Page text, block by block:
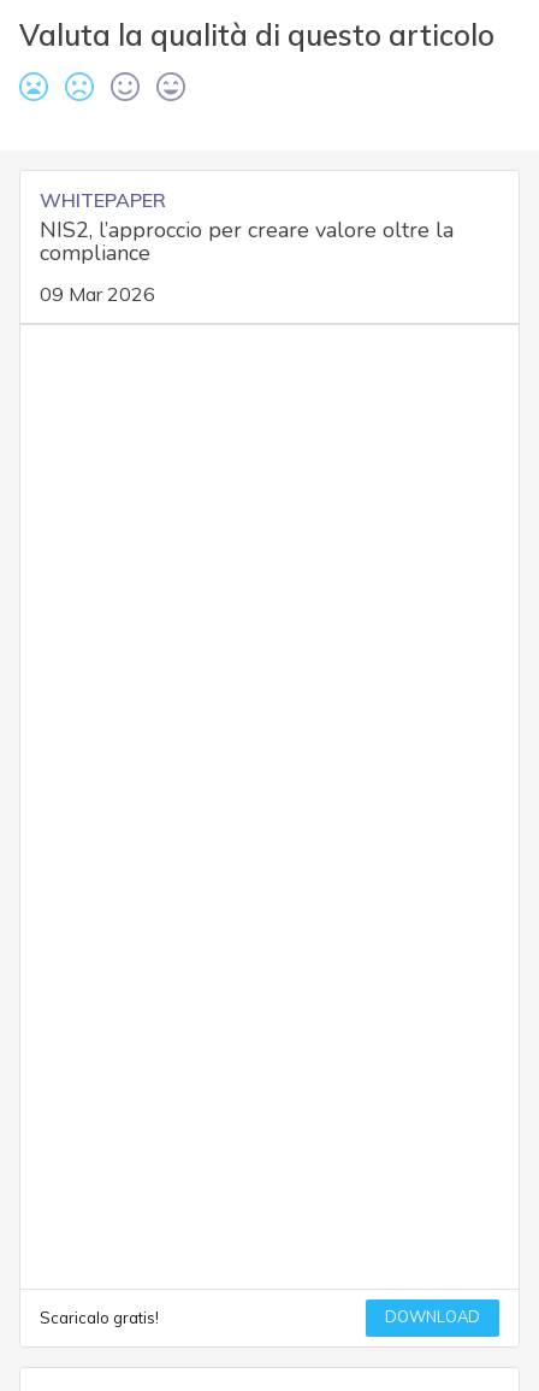
Valuta la qualità di questo articolo
WHITEPAPER
NIS2, l’approccio per creare valore oltre la
compliance
09 Mar 2026
Scaricalo gratis! DOWNLOAD